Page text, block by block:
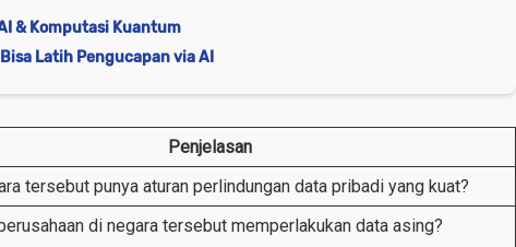
& Komputasi Kuantum
Latih Pengucapan via AI
Penjelasan
tersebut punya aturan perlindungan data pribadi yang kuat?
di negara tersebut memperlakukan data asing?